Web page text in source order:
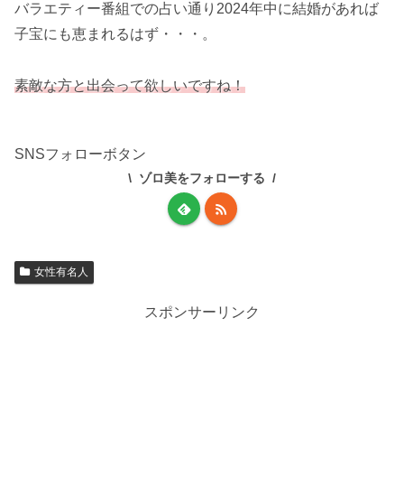
バラエティー番組での占い通り2024年中に結婚があれば
子宝にも恵まれるはず・・・。
素敵な方と出会って欲しいですね！
SNSフォローボタン
ゾロ美をフォローする
女性有名人
スポンサーリンク